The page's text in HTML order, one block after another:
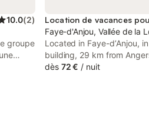
10.0(2)
groupe
gîte
pour
Faye-d'Anjou, Vallée de la
Located in Faye-dʼAnjou,
building, 29 km from
de la Placette is a bed and
dès 72 € / nuit